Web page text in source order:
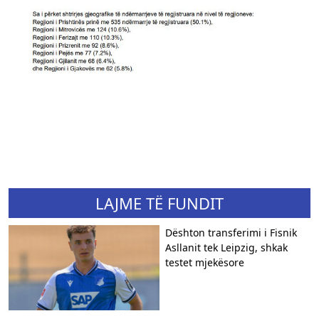
LAJME TË FUNDIT
Dështon transferimi i Fisnik
Asllanit tek Leipzig, shkak
testet mjekësore